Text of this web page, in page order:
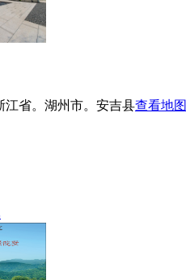
江省。湖州市。安吉县查看地图